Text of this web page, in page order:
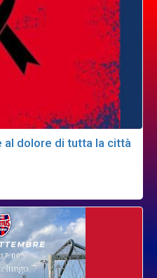
al dolore di tutta la città